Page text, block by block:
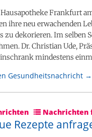
Frankfurt
ihre neu erwachenden
zu dekorieren. Im selben
Dr. Christian Ude,
mindestens
Gesundheitsnachricht →
Nachrichten
Rezepte